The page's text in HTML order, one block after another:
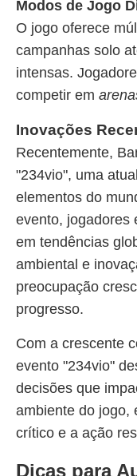
Modos de Jogo
O jogo oferece
campanhas solo
intensas.
competir em
Inovações
Recentemente,
"234vio", uma
elementos do
evento, jogadores
em tendências
ambiental e
preocupação
progresso.
Com a crescente
evento "234vio"
decisões que
ambiente do jogo,
crítico e a ação
Dicas para